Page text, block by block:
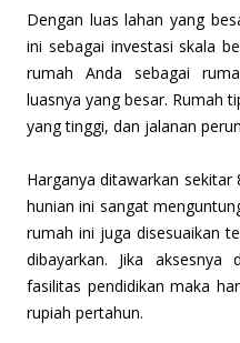
Dengan luas lahan yang
ini sebagai investasi skala
rumah Anda sebagai
luasnya yang besar. Rumah
yang tinggi, dan jalanan
Harganya ditawarkan
hunian ini sangat
rumah ini juga disesuaikan
dibayarkan. Jika
fasilitas pendidikan maka
rupiah pertahun.